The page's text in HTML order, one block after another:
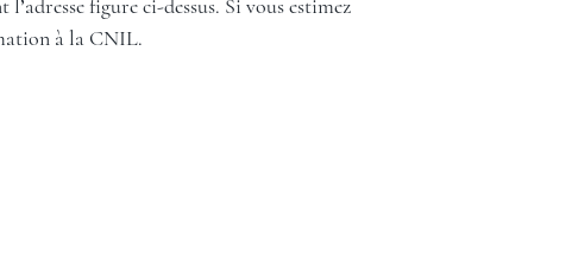
figure ci-dessus. Si vous estimez
à la CNIL.